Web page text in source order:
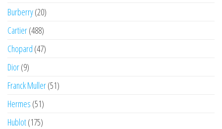
Burberry(20)
Cartier(488)
Chopard (47)
Dior(9)
Franck Muller(51)
Hermes (51)
Hublot(175)